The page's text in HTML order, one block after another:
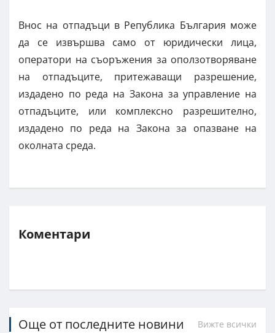
Внос на отпадъци в Република България може
да се извършва само от юридически лица,
оператори на съоръжения за оползотворяване
на отпадъците, притежаващи разрешение,
издадено по реда на Закона за управление на
отпадъците, или комплексно разрешително,
издадено по реда на Закона за опазване на
околната среда.
Коментари
Още от последните новини Вижте всички